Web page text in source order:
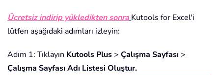
Ücretsiz indirip yükledikten sonra Kutools for Excel'i
lütfen aşağıdaki adımları izleyin:
Adım 1: Tıklayın Kutools Plus > Çalışma Sayfası >
Çalışma Sayfası Adı Listesi Oluştur.